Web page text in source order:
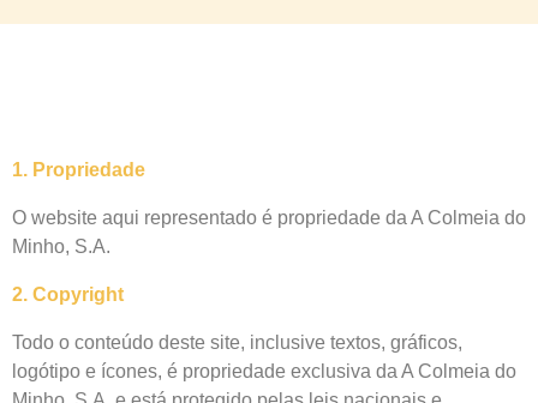
1. Propriedade
O website aqui representado é propriedade da A Colmeia do
Minho, S.A.
2. Copyright
Todo o conteúdo deste site, inclusive textos, gráficos,
logótipo e ícones, é propriedade exclusiva da A Colmeia do